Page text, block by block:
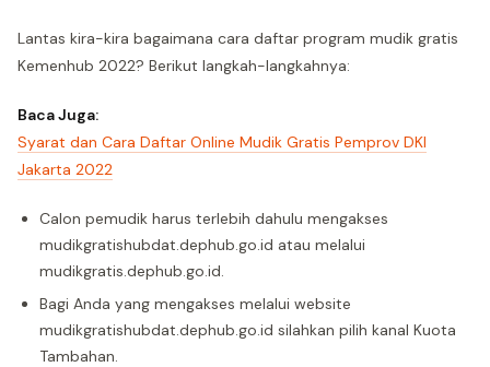
Lantas kira-kira bagaimana cara daftar program mudik gratis
Kemenhub 2022? Berikut langkah-langkahnya:
Baca Juga:
Syarat dan Cara Daftar Online Mudik Gratis Pemprov DKI
Jakarta 2022
Calon pemudik harus terlebih dahulu mengakses
mudikgratishubdat.dephub.go.id atau melalui
mudikgratis.dephub.go.id.
Bagi Anda yang mengakses melalui website
mudikgratishubdat.dephub.go.id silahkan pilih kanal Kuota
Tambahan.